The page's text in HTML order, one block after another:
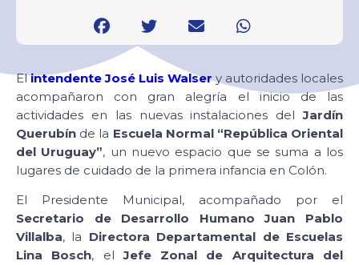
Elintendente José Luis Walsery autoridades locales
acompañaron con gran alegría el inicio de las
actividades en las nuevas instalaciones delJardín
Querubín de la Escuela Normal “República Oriental
del Uruguay”, un nuevo espacio que se suma a los
lugares de cuidado de la primera infancia en Colón.
El Presidente Municipal, acompañado por el
Secretario de Desarrollo Humano Juan Pablo
Villalba, la Directora Departamental de Escuelas
Lina Bosch, elJefe Zonal de Arquitectura del